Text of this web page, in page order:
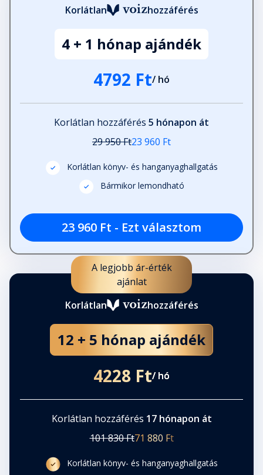
Fejezet hossza: 00:04:31
29. Here is Szoboszlai!
Fejezet hossza: 00:10:18
31. Címeres mezben
32. Easy
33. Bajnok a Liverpool!
Fejezet hossza: 00:10:48
35. Epilógus - Győzelmi parádé
Fejezet hossza: 00:03:40
36. Szoboszlai Dominik legjobb
Fejezet hossza: 00:01:57
Korlátlan hozzáférés
4 + 1 hónap ajándék
4792 Ft/ hó
Korlátlan hozzáférés 5 hónapon át
29 950 Ft23 960 Ft
Korlátlan könyv- és hanganyaghallgatás
Bármikor lemondható
23 960 Ft - Ezt választom
A legjobb ár-érték
ajánlat
Korlátlan
hozzáférés
12 + 5 hónap ajándék
4228 Ft/ hó
Korlátlan hozzáférés 17 hónapon át
101 830 Ft71 880 Ft
Korlátlan könyv- és hanganyaghallgatás